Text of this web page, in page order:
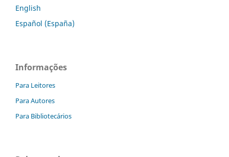
English
Español (España)
Informações
Para Leitores
Para Autores
Para Bibliotecários